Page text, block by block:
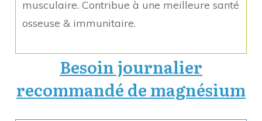
musculaire. Contribue à une meilleure santé
osseuse & immunitaire.
Besoin journalier
recommandé de magnésium